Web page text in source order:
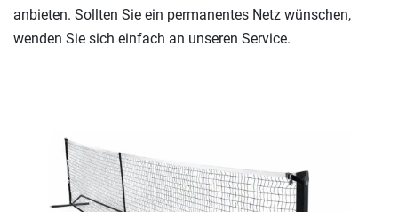
anbieten. Sollten Sie ein permanentes Netz wünschen,
wenden Sie sich einfach an unseren Service.